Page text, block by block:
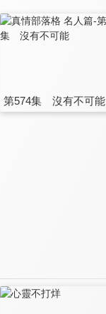
第574集 沒有不可能